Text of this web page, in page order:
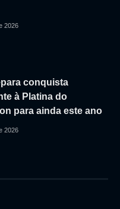
2026
conquista
à Platina do
para ainda este ano
2026